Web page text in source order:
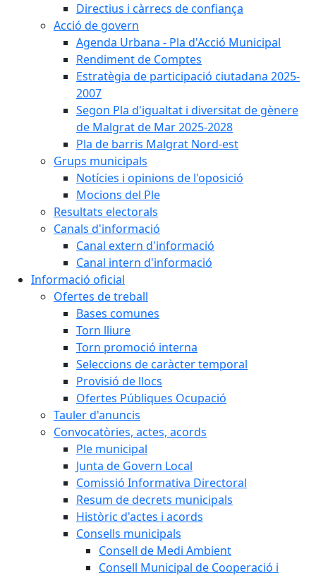
Directius i càrrecs de confiança
Acció de govern
Agenda Urbana - Pla d'Acció Municipal
Rendiment de Comptes
Estratègia de participació ciutadana 2025-
2007
Segon Pla d'igualtat i diversitat de gènere
de Malgrat de Mar 2025-2028
Pla de barris Malgrat Nord-est
Grups municipals
Notícies i opinions de l'oposició
Mocions del Ple
Resultats electorals
Canals d'informació
Canal extern d'informació
Canal intern d'informació
Informació oficial
Ofertes de treball
Bases comunes
Torn lliure
Torn promoció interna
Seleccions de caràcter temporal
Provisió de llocs
Ofertes Públiques Ocupació
Tauler d'anuncis
Convocatòries, actes, acords
Ple municipal
Junta de Govern Local
Comissió Informativa Directoral
Resum de decrets municipals
Històric d'actes i acords
Consells municipals
Consell de Medi Ambient
Consell Municipal de Cooperació i